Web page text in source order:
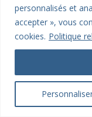
personnalisés et
accepter », vous
cookies. Politique
Cette
dans le temps.
jour au
Conclusion
Alors, que
vente des